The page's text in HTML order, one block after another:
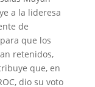
a la lideresa
de
que los
retenidos,
que, en
dio su voto